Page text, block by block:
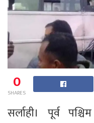
0
SHARES
सर्लाही। पूर्व